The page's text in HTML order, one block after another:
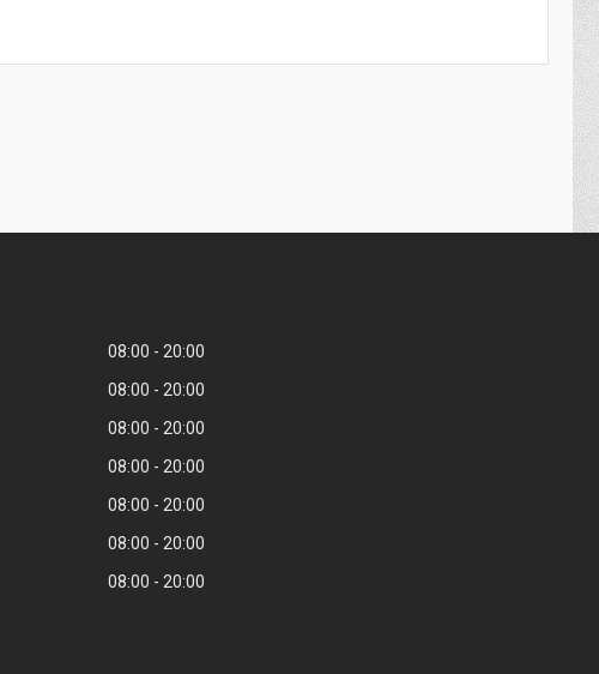
08:00
20:00
08:00
20:00
08:00
20:00
08:00
20:00
08:00
20:00
08:00
20:00
08:00 20:00